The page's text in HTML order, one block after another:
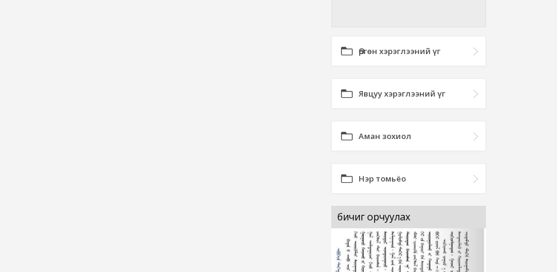
Өргөн хэрэглээний үг
Явцуу хэрэглээний үг
Аман зохиол
Нэр томьёо
бичиг орчуулах